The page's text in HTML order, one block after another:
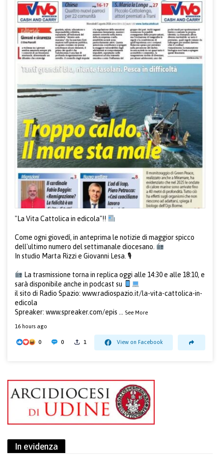
"La Vita Cattolica in edicola"!!
Come ogni giovedì, in anteprima le notizie di maggior spicco
dell'ultimo numero del settimanale diocesano.
In studio Marta Rizzi e Giovanni Lesa. 🎙
La trasmissione torna in replica oggi alle 14:30 e alle 18:10, e
sarà disponibile anche in podcast su
il sito di Radio Spazio: www.radiospazio.it/la-vita-cattolica-in-
edicola
Spreaker: www.spreaker.com/epis See More
16 hours ago
0 0 1 View on Facebook
In evidenza